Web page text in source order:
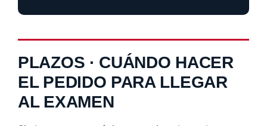
PLAZOS · CUÁNDO HACER
EL PEDIDO PARA LLEGAR
AL EXAMEN